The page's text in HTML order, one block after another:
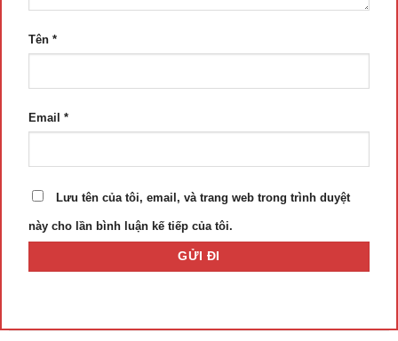
Tên *
Email *
Lưu tên của tôi, email, và trang web trong trình duyệt
này cho lần bình luận kế tiếp của tôi.